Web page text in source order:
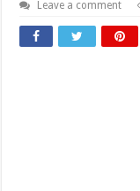
Leave a comment